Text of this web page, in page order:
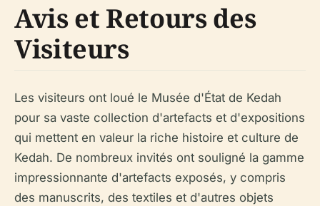
Avis et Retours des
Visiteurs
Les visiteurs ont loué le Musée d'État de Kedah
pour sa vaste collection d'artefacts et d'expositions
qui mettent en valeur la riche histoire et culture de
Kedah. De nombreux invités ont souligné la gamme
impressionnante d'artefacts exposés, y compris
des manuscrits, des textiles et d'autres objets